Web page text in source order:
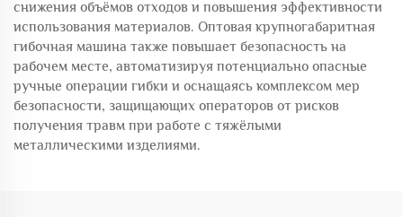
снижения объёмов отходов и повышения эффективности
использования материалов. Оптовая крупногабаритная
гибочная машина также повышает безопасность на
рабочем месте, автоматизируя потенциально опасные
ручные операции гибки и оснащаясь комплексом мер
безопасности, защищающих операторов от рисков
получения травм при работе с тяжёлыми
металлическими изделиями.